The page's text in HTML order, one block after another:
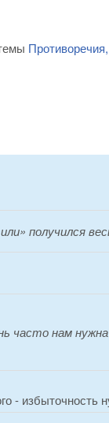
получился
часто нам
- избыточность